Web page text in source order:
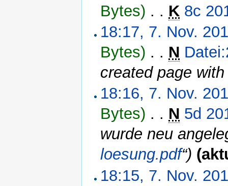
Bytes) . . K 8c
18:17, 7. Nov.
Bytes) . . N
created page
18:16, 7. Nov.
Bytes) . . N 5d
wurde neu
loesung.pdf“)
18:15, 7. Nov.